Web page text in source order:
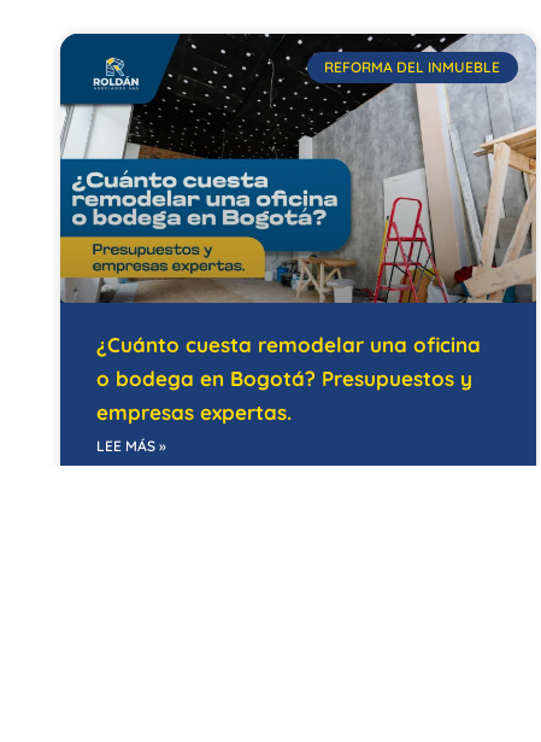
REFORMA DEL INMUEBLE
¿Cuánto cuesta remodelar una oficina
o bodega en Bogotá? Presupuestos y
empresas expertas.
LEE MÁS »